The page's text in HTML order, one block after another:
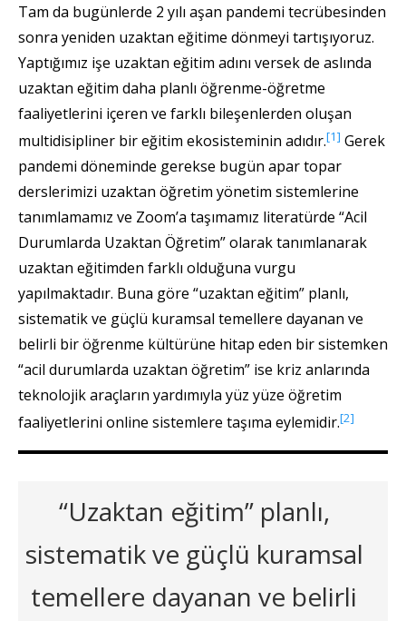
Tam da bugünlerde 2 yılı aşan pandemi tecrübesinden
sonra yeniden uzaktan eğitime dönmeyi tartışıyoruz.
Yaptığımız işe uzaktan eğitim adını versek de aslında
uzaktan eğitim daha planlı öğrenme-öğretme
faaliyetlerini içeren ve farklı bileşenlerden oluşan
multidisipliner bir eğitim ekosisteminin adıdır.[1] Gerek
pandemi döneminde gerekse bugün apar topar
derslerimizi uzaktan öğretim yönetim sistemlerine
tanımlamamız ve Zoom’a taşımamız literatürde “Acil
Durumlarda Uzaktan Öğretim” olarak tanımlanarak
uzaktan eğitimden farklı olduğuna vurgu
yapılmaktadır. Buna göre “uzaktan eğitim” planlı,
sistematik ve güçlü kuramsal temellere dayanan ve
belirli bir öğrenme kültürüne hitap eden bir sistemken
“acil durumlarda uzaktan öğretim” ise kriz anlarında
teknolojik araçların yardımıyla yüz yüze öğretim
faaliyetlerini online sistemlere taşıma eylemidir.[2]
“Uzaktan eğitim” planlı,
sistematik ve güçlü kuramsal
temellere dayanan ve belirli